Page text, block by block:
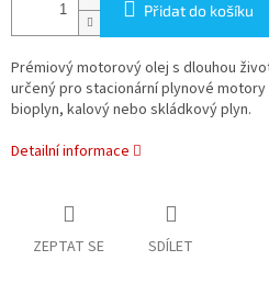
Přidat do košíku
Prémiový motorový olej s dlouhou
určený pro stacionární plynové
bioplyn, kalový nebo skládkový plyn.
Detailní informace
ZEPTAT SE SDÍLET